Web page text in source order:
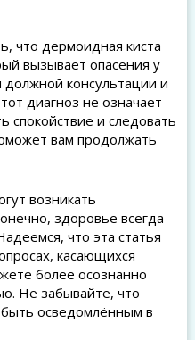
что дермоидная киста
вызывает опасения у
консультации и
диагноз не означает
спокойствие и следовать
вам продолжать
возникать
здоровье всегда
что эта статья
касающихся
более осознанно
Не забывайте, что
осведомлённым в